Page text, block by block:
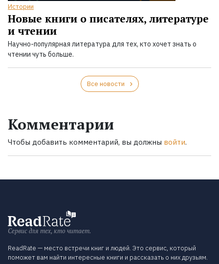
Истории
Новые книги о писателях, литературе
и чтении
Научно-популярная литература для тех, кто хочет знать о
чтении чуть больше.
Все новости
Комментарии
Чтобы добавить комментарий, вы должны войти.
Сервис для тех, кто читает.
ReadRate — место встречи книг и людей. Это сервис, который
поможет вам найти интересные книги и рассказать о них друзьям.